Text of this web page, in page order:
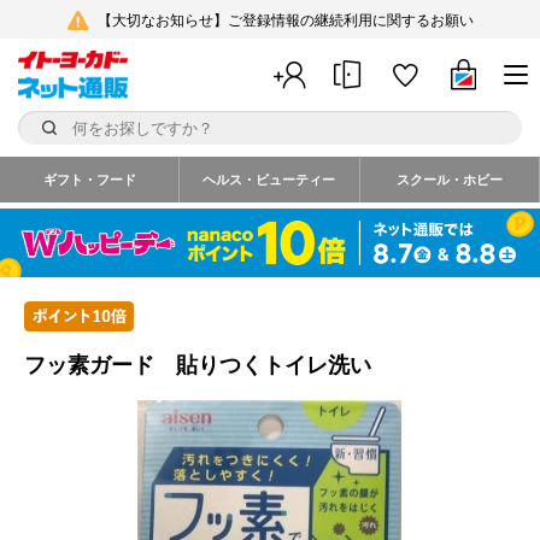
【大切なお知らせ】ご登録情報の継続利用に関するお願い
ギフト・フード ヘルス・ビューティー スクール・ホビー
フッ素ガード 貼りつくトイレ洗い